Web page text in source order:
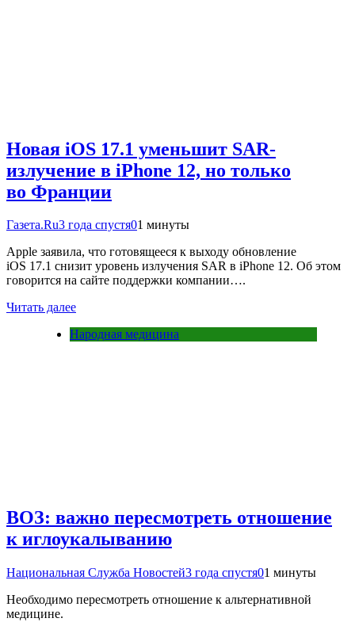
Новая iOS 17.1 уменьшит SAR-
излучение в iPhone 12, но только
во Франции
Газета.Ru3 года спустя01 минуты
Apple заявила, что готовящееся к выходу обновление
iOS 17.1 снизит уровень излучения SAR в iPhone 12. Об этом
говорится на сайте поддержки компании….
Читать далее
Народная медицина
ВОЗ: важно пересмотреть отношение
к иглоукалыванию
Национальная Служба Новостей3 года спустя01 минуты
Необходимо пересмотреть отношение к альтернативной
медицине.